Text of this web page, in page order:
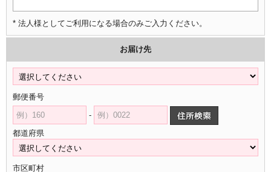
* 法人様としてご利用になる場合のみご入力ください。
お届け先
郵便番号
-
都道府県
市区町村